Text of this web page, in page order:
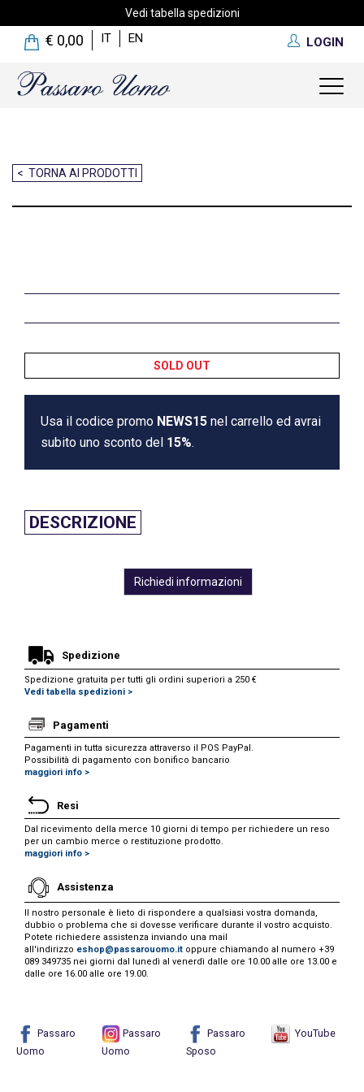
Vedi tabella spedizioni
€ 0,00 IT EN LOGIN
< TORNA AI PRODOTTI
SOLD OUT
Usa il codice promo NEWS15 nel carrello ed avrai
subito uno sconto del 15%.
DESCRIZIONE
Richiedi informazioni
Spedizione
Spedizione gratuita per tutti gli ordini superiori a 250 €
Vedi tabella spedizioni >
Pagamenti
Pagamenti in tutta sicurezza attraverso il POS PayPal.
Possibilità di pagamento con bonifico bancario
maggiori info >
Resi
Dal ricevimento della merce 10 giorni di tempo per richiedere un reso
per un cambio merce o restituzione prodotto.
maggiori info >
Assistenza
Il nostro personale è lieto di rispondere a qualsiasi vostra domanda,
dubbio o problema che si dovesse verificare durante il vostro acquisto.
Potete richiedere assistenza inviando una mail
all'indirizzo eshop@passarouomo.it oppure chiamando al numero +39
089 349735 nei giorni dal lunedì al venerdì dalle ore 10.00 alle ore 13.00 e
dalle ore 16.00 alle ore 19.00.
Passaro
Uomo
Passaro
Uomo
Passaro
Sposo
YouTube